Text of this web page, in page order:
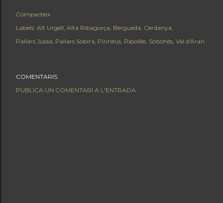
Comparteix
Labels: Alt Urgell Alta Ribagorça Berguedà Cerdanya
Pallars Jussà Pallars Sobirà Pirineus Ripollès Solsonès Val d'Aran
COMENTARIS
PUBLICA UN COMENTARI A L'ENTRADA